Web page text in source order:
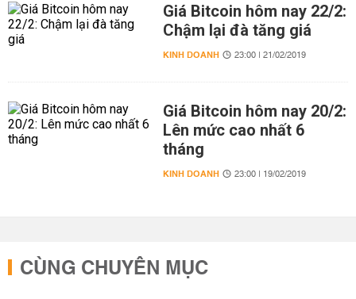
Giá Bitcoin hôm nay 22/2:
Chậm lại đà tăng giá
KINH DOANH 23:00 | 21/02/2019
Giá Bitcoin hôm nay 20/2:
Lên mức cao nhất 6
tháng
KINH DOANH 23:00 | 19/02/2019
CÙNG CHUYÊN MỤC